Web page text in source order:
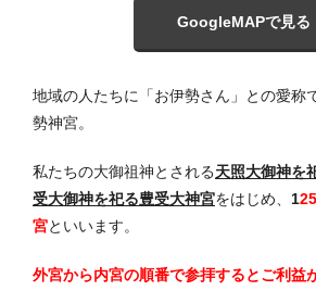
GoogleMAPで見る
地域の人たちに「お伊勢さん」との愛称
勢神宮。
私たちの大御祖神とされる天照大御神を
受大御神を祀る豊受大神宮をはじめ、 1
宮といいます。
外宮から内宮の順番で参拝するとご利益